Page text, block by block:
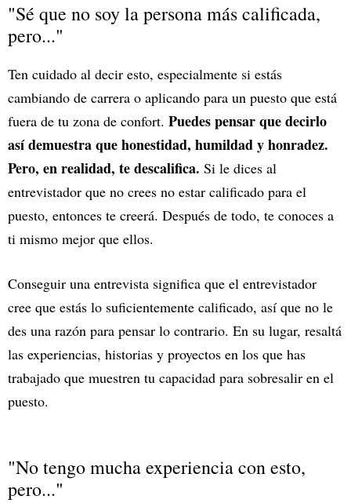
"Sé que no soy la persona más calificada,
pero..."
Ten cuidado al decir esto, especialmente si estás
cambiando de carrera o aplicando para un puesto que está
fuera de tu zona de confort. Puedes pensar que decirlo
así demuestra que honestidad, humildad y honradez.
Pero, en realidad, te descalifica. Si le dices al
entrevistador que no crees no estar calificado para el
puesto, entonces te creerá. Después de todo, te conoces a
ti mismo mejor que ellos.
Conseguir una entrevista significa que el entrevistador
cree que estás lo suficientemente calificado, así que no le
des una razón para pensar lo contrario. En su lugar, resaltá
las experiencias, historias y proyectos en los que has
trabajado que muestren tu capacidad para sobresalir en el
puesto.
"No tengo mucha experiencia con esto,
pero..."